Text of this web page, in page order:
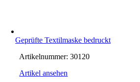
Geprüfte Textilmaske bedruckt
Artikelnummer:30120
Artikel ansehen